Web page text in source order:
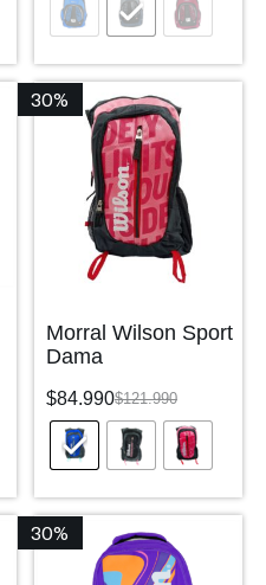
30%
Morral Wilson Sport
Dama
$121.990
$84.990
30%